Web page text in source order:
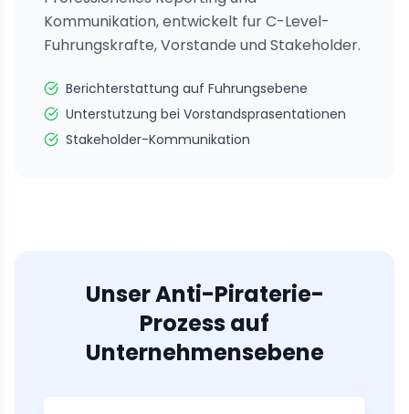
Kommunikation, entwickelt fur C-Level-
Fuhrungskrafte, Vorstande und Stakeholder.
Berichterstattung auf Fuhrungsebene
Unterstutzung bei Vorstandsprasentationen
Stakeholder-Kommunikation
Unser Anti-Piraterie-
Prozess auf
Unternehmensebene